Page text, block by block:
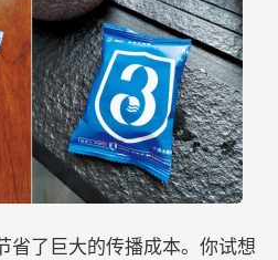
省了巨大的传播成本。你试想